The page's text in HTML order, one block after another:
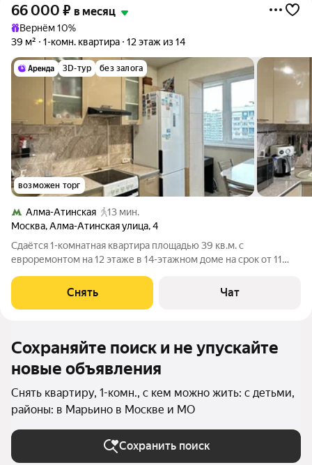
66 000 ₽ в месяц
Вернём 10%
39 м²
1-комн. квартира 12 этаж из 14
3D-тур без залога
возможен торг
Алма-Атинская
13 мин.
Москва,Алма-Атинская улица,4
Сдаётся 1-комнатная квартира площадью 39 кв.м. с
евроремонтом на 12 этаже в 14-этажном доме на срок от 11
Стиральная машина Холодильник Кондиционер
Микроволновка Дом - панельный. В подъезде 2
Снять Чат
Сохраняйте поиск и не упускайте
новые объявления
Снять квартиру, 1-комн., с кем можно жить: с детьми,
районы: в Марьино в Москве и МО
Сохранить поиск